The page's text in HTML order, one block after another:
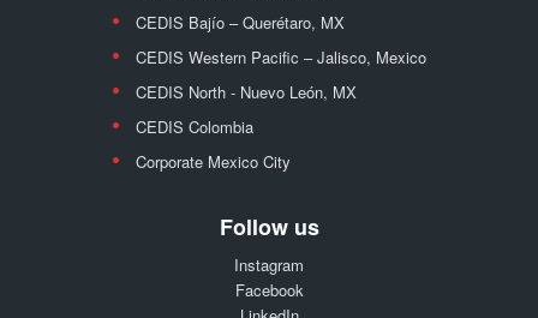
CEDIS Bajío – Querétaro, MX
CEDIS Western Pacific – Jalisco, Mexico
CEDIS North - Nuevo León, MX
CEDIS Colombia
Corporate Mexico City
Follow us
Instagram
Facebook